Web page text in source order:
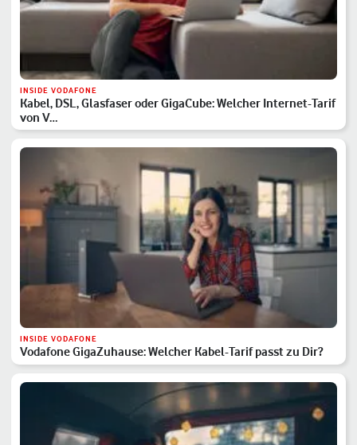
INSIDE VODAFONE
Kabel, DSL, Glasfaser oder GigaCube: Welcher Internet-Tarif
von V…
INSIDE VODAFONE
Vodafone GigaZuhause: Welcher Kabel-Tarif passt zu Dir?